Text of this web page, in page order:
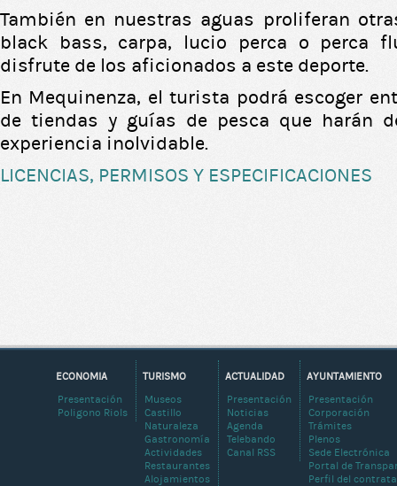
También en nuestras aguas proliferan
black bass, carpa, lucio perca o perca
disfrute de los aficionados a este deporte.
En Mequinenza, el turista podrá escoger
de tiendas y guías de pesca que harán
experiencia inolvidable.
LICENCIAS, PERMISOS Y ESPECIFICACIONES
AYUNTAMIENTO
Presentación
Corporación
Trámites
Plenos
Sede Electrónica
Portal de
Perfil del
ACTUALIDAD
Presentación
Noticias
Agenda
Telebando
Canal RSS
TURISMO
Museos
Castillo
Naturaleza
Gastronomía
Actividades
Restaurantes
Alojamientos
ECONOMIA
Presentación
Poligono Riols